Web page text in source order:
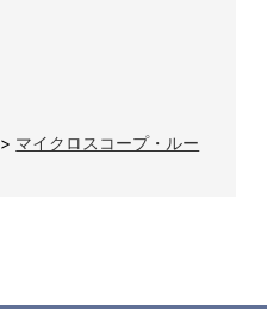
> マイクロスコープ・ルー